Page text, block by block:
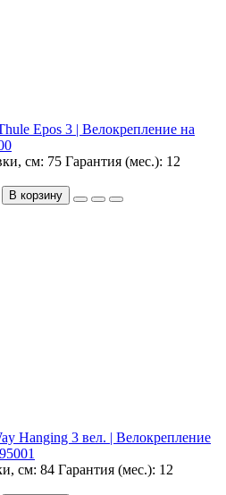
Epos 3 | Велокрепление на
см: 75 Гарантия (мес.): 12
В корзину
Hanging 3 вел. | Велокрепление
см: 84 Гарантия (мес.): 12